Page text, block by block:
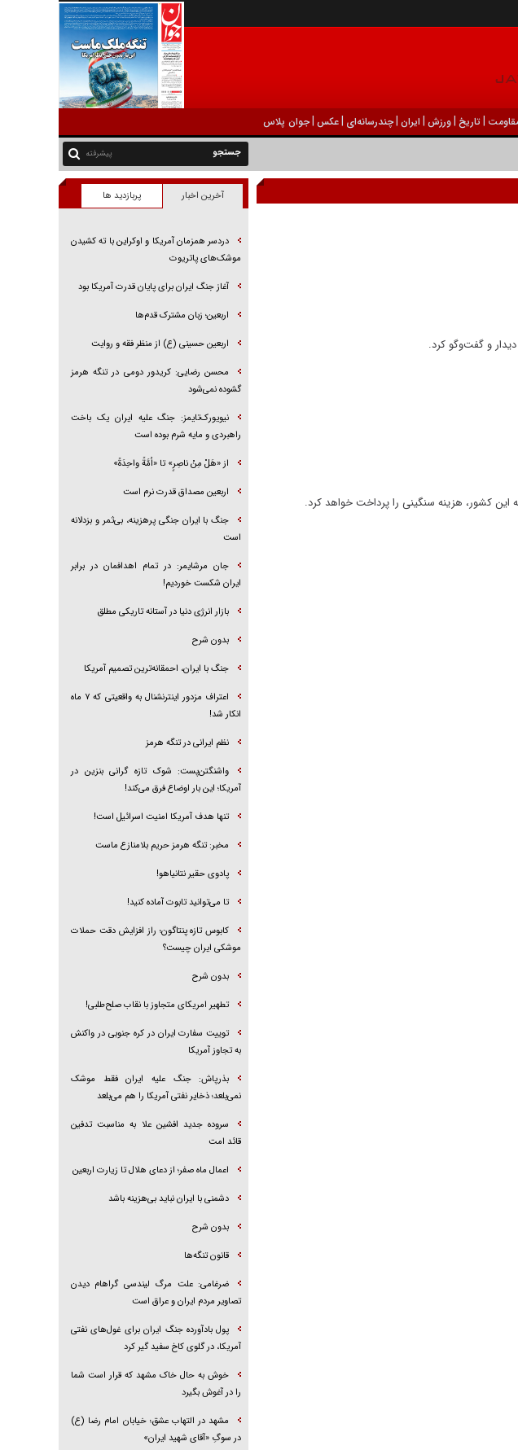
|تاریخ |ورزش | ايران |چندرسانه‌ای |عکس |جوان پلاس
پیشرفته
و گفت‌وگو کرد.
کشور، هزینه سنگینی را پرداخت خواهد کرد.
آخرین اخبار پربازدید ها
دردسر همزمان آمریکا و اوکراین با ته کشیدن
موشک‌های پاتریوت
آغاز جنگ ایران برای پایان قدرت آمریکا بود
اربعین؛ زبان مشترک قدم‌ها
اربعین حسینی (ع) از منظر فقه و روایت
محسن رضایی: کریدور دومی در تنگه هرمز
گشوده نمی‌شود
نیویورک‌تایمز: جنگ علیه ایران یک باخت
راهبردی و مایه شرم بوده است
از «هَلْ مِنْ ناصِرٍ» تا «اُمَّةً واحِدَةً»
اربعین مصداق قدرت نرم است
جنگ با ایران جنگی پرهزینه، بی‌ثمر و بزدلانه
است
جان مرشایمر: در تمام اهدافمان در برابر
ایران شکست خوردیم!
بازار انرژی دنیا در آستانه تاریکی مطلق
بدون شرح
جنگ با ایران، احمقانه‌ترین تصمیم آمریکا
اعتراف مزدور اینترنشنال به واقعیتی که ۷ ماه
انکار شد!
نظم ایرانی در تنگه هرمز
واشنگتن‌پست: شوک تازه گرانی بنزین در
آمریکا؛ این بار اوضاع فرق می‌کند!
تنها هدف آمریکا امنیت اسرائیل است!
مخبر: تنگه هرمز حریم بلامنازع ماست
پادوی حقیر نتانیاهو!
تا می‌توانید تابوت آماده کنید!
کابوس تازه پنتاگون؛ راز افزایش دقت حملات
موشکی ایران چیست؟
بدون شرح
تطهیر امریکای متجاوز با نقاب صلح‌طلبی!
توییت سفارت ایران در کره جنوبی در واکنش
به تجاوز آمریکا
بذرپاش: ‏جنگ علیه ایران فقط موشک
نمی‌بلعد؛ ذخایر نفتی آمریکا را هم می‌بلعد
سروده جدید افشین علا به مناسبت تدفین
قائد امت
اعمال ماه صفر؛ از دعای هلال تا زیارت اربعین
دشمنی با ایران نباید بی‌هزینه باشد
بدون شرح
قانون تنگه‌ها
ضرغامی: علت مرگ لیندسی گراهام دیدن
تصاویر مردم ایران و عراق است
پول بادآورده جنگ ایران برای غول‌های نفتی
آمریکا، در گلوی کاخ سفید گیر کرد
خوش به حال خاک مشهد که قرار است شما
را در آغوش بگیرد
مشهد در التهاب عشق؛ خیابان امام رضا (ع)
در سوگِ «آقای شهید ایران»